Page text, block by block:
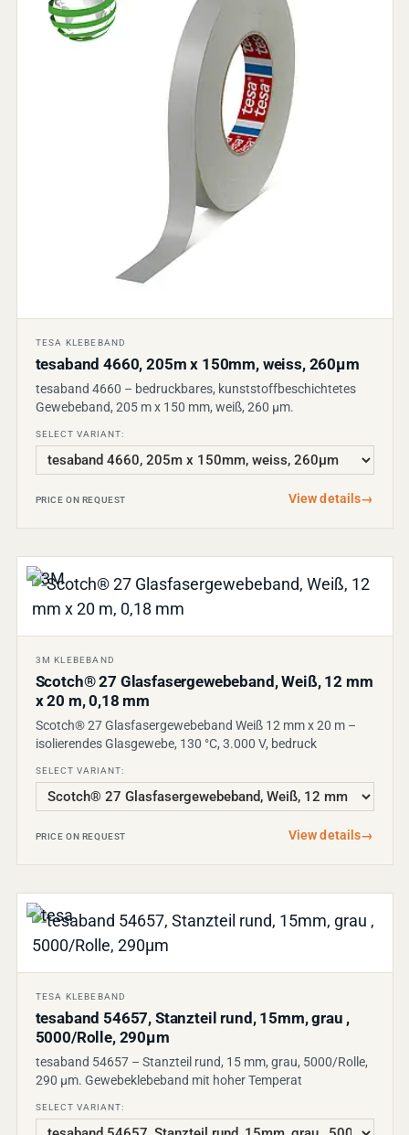
TESA KLEBEBAND
tesaband 4660, 205m x 150mm, weiss, 260µm
tesaband 4660 – bedruckbares, kunststoffbeschichtetes
Gewebeband, 205 m x 150 mm, weiß, 260 µm.
SELECT VARIANT:
PRICE ON REQUEST View details→
3M KLEBEBAND
Scotch® 27 Glasfasergewebeband, Weiß, 12 mm
x 20 m, 0,18 mm
Scotch® 27 Glasfasergewebeband Weiß 12 mm x 20 m –
isolierendes Glasgewebe, 130 °C, 3.000 V, bedruck
SELECT VARIANT:
PRICE ON REQUEST View details→
TESA KLEBEBAND
tesaband 54657, Stanzteil rund, 15mm, grau ,
5000/Rolle, 290µm
tesaband 54657 – Stanzteil rund, 15 mm, grau, 5000/Rolle,
290 µm. Gewebeklebeband mit hoher Temperat
SELECT VARIANT: